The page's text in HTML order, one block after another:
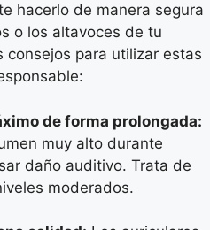
hacerlo de manera segura
o los altavoces de tu
consejos para utilizar estas
de forma prolongada:
muy alto durante
daño auditivo. Trata de
moderados.